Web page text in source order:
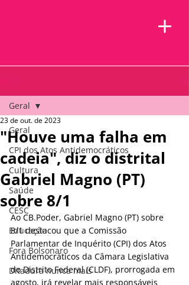
Geral
CPI dos Atos Antidemocráticos
Cultura
Saúde
CESC
Educação
Fora Bolsonaro
Ditadura nunca mais
Geral
"Houve uma falha em
cadeia", diz o distrital
Gabriel Magno (PT)
sobre 8/1
23 de out. de 2023
Ao CB.Poder, Gabriel Magno (PT) sobre
8/1 destacou que a Comissão
Parlamentar de Inquérito (CPI) dos Atos
Antidemocráticos da Câmara Legislativa
do Distrito Federal (CLDF), prorrogada em
agosto, irá revelar mais responsáveis